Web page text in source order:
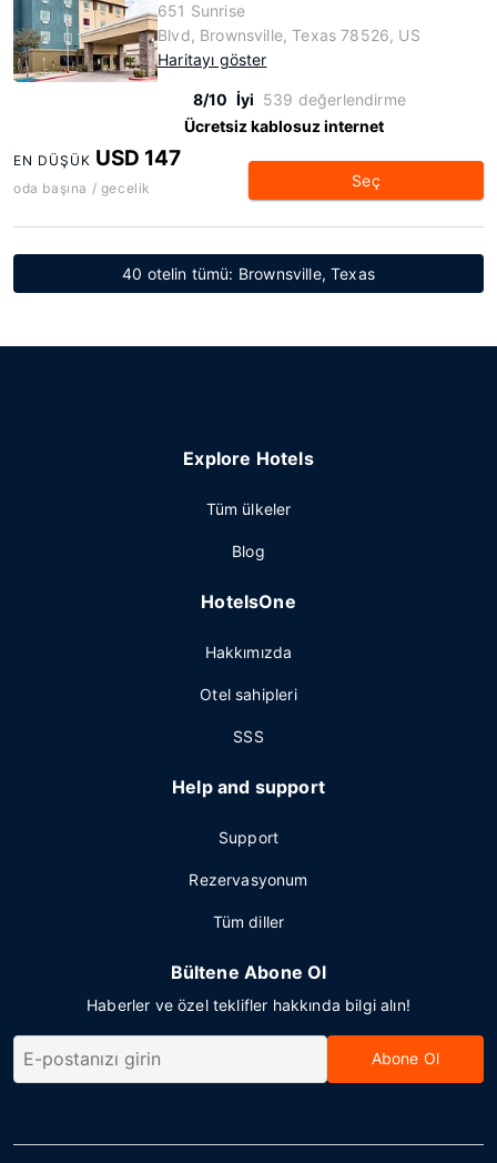
651 Sunrise
Blvd, Brownsville, Texas 78526, US
Haritayı göster
8/10 İyi 539 değerlendirme
Ücretsiz kablosuz internet
EN DÜŞÜK USD 147
oda başına / gecelik Seç
40 otelin tümü: Brownsville, Texas
Explore Hotels
Tüm ülkeler
Blog
HotelsOne
Hakkımızda
Otel sahipleri
SSS
Help and support
Support
Rezervasyonum
Tüm diller
Bültene Abone Ol
Haberler ve özel teklifler hakkında bilgi alın!
Abone Ol